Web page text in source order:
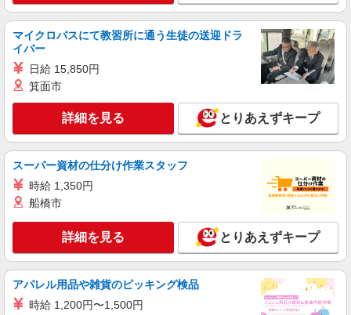
増：0円×0h＝0円 交通費：最大2万円支給(規定有)
合計：約10万円程 残業時間：0h~3h 平均月収：9
万円〜13万円 ※就業時間の相談可能。
山梨県甲府市
詳細を見る
派遣社員
株式会社Harvest Biz Career 甲府営業所/hbc-kf64
金属部品の加工・機械オペ
定時：1200円×8ｈ×21日＝20.1万円 残業：
円 交通費：最大2万円支給(規定有) 合計：23万円
マイクロバスにて教習所に通う生徒の送迎ドラ
イバー
日給 15,850円
箕面市
詳細を見る とりあえずキープ
スーパー資材の仕分け作業スタッフ
時給 1,350円
船橋市
詳細を見る とりあえずキープ
アパレル用品や雑貨のピッキング検品
時給 1,200円〜1,500円